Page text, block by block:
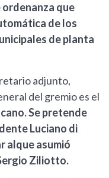
que
de los
de planta
adjunto,
del gremio es el
Se pretende
Luciano di
alque asumió
Ziliotto.